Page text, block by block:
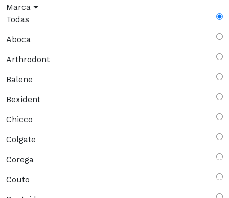
Marca
Todas
Aboca
Arthrodont
Balene
Bexident
Chicco
Colgate
Corega
Couto